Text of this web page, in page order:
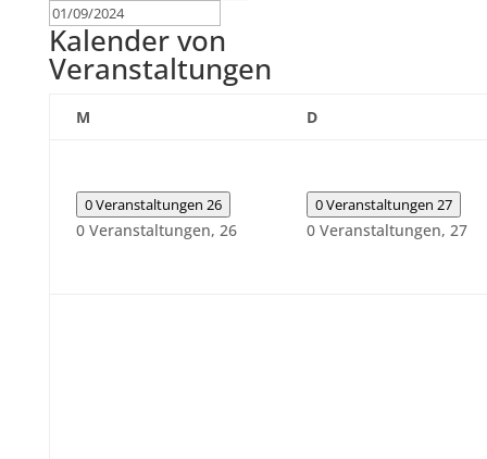
Kalender von
Veranstaltungen
MMontag DDienstag
0 Veranstaltungen 26
0 Veranstaltungen, 26
0 Veranstaltungen 27
0 Veranstaltungen, 27